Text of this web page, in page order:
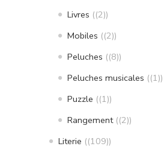
Livres (2)
Mobiles (2)
Peluches (8)
Peluches musicales (1)
Puzzle (1)
Rangement (2)
Literie (109)